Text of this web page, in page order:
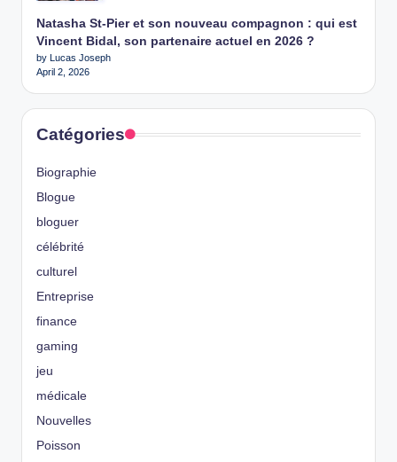
Natasha St-Pier et son nouveau compagnon : qui est
Vincent Bidal, son partenaire actuel en 2026 ?
by Lucas Joseph
April 2, 2026
Catégories
Biographie
Blogue
bloguer
célébrité
culturel
Entreprise
finance
gaming
jeu
médicale
Nouvelles
Poisson